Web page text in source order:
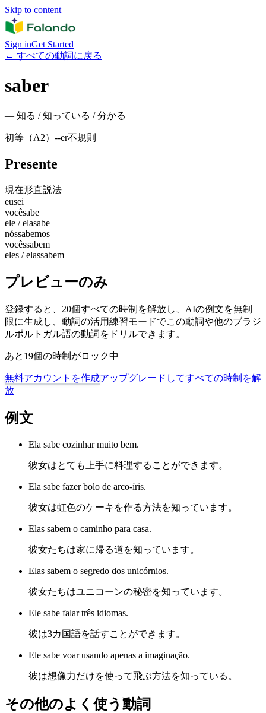
Skip to content
Sign inGet Started
← すべての動詞に戻る
saber
— 知る / 知っている / 分かる
初等（A2） --er不規則
Presente
現在形直説法
eusei
vocêsabe
ele / elasabe
nóssabemos
vocêssabem
eles / elassabem
プレビューのみ
登録すると、20個すべての時制を解放し、AIの例文を無制
限に生成し、動詞の活用練習モードでこの動詞や他のブラジ
ルポルトガル語の動詞をドリルできます。
あと19個の時制がロック中
無料アカウントを作成アップグレードしてすべての時制を解
放
例文
Ela sabe cozinhar muito bem.
彼女はとても上手に料理することができます。
Ela sabe fazer bolo de arco-íris.
彼女は虹色のケーキを作る方法を知っています。
Elas sabem o caminho para casa.
彼女たちは家に帰る道を知っています。
Elas sabem o segredo dos unicórnios.
彼女たちはユニコーンの秘密を知っています。
Ele sabe falar três idiomas.
彼は3カ国語を話すことができます。
Ele sabe voar usando apenas a imaginação.
彼は想像力だけを使って飛ぶ方法を知っている。
その他のよく使う動詞